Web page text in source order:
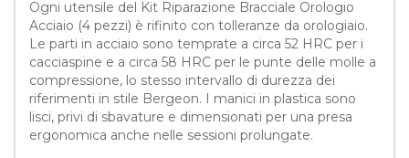
Ogni utensile del Kit Riparazione Bracciale Orologio
Acciaio (4 pezzi) è rifinito con tolleranze da orologiaio.
Le parti in acciaio sono temprate a circa 52 HRC per i
cacciaspine e a circa 58 HRC per le punte delle molle a
compressione, lo stesso intervallo di durezza dei
riferimenti in stile Bergeon. I manici in plastica sono
lisci, privi di sbavature e dimensionati per una presa
ergonomica anche nelle sessioni prolungate.